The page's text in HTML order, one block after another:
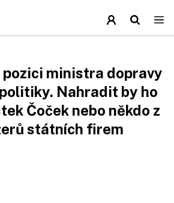
pozici ministra dopravy
Nahradit by ho
Čoček nebo někdo z
státních firem